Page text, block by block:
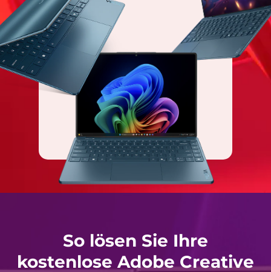
So lösen Sie Ihre
kostenlose Adobe Creative